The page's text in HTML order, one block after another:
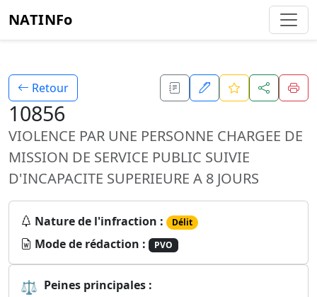
NATINFo
Retour
10856
VIOLENCE PAR UNE PERSONNE CHARGEE DE
MISSION DE SERVICE PUBLIC SUIVIE
D'INCAPACITE SUPERIEURE A 8 JOURS
Nature de l'infraction : Délit
Mode de rédaction : PVO
⚖ Peines principales :